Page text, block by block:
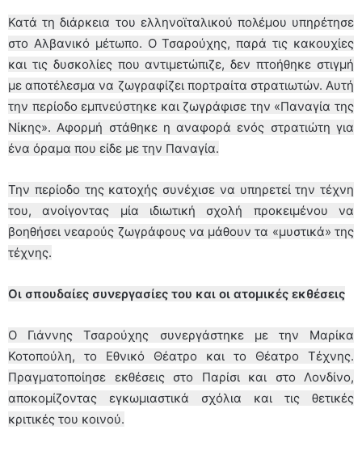
Κατά τη διάρκεια του ελληνοϊταλικού πολέμου υπηρέτησε
στο Αλβανικό μέτωπο. Ο Τσαρούχης, παρά τις κακουχίες
και τις δυσκολίες που αντιμετώπιζε, δεν πτοήθηκε στιγμή
με αποτέλεσμα να ζωγραφίζει πορτραίτα στρατιωτών. Αυτή
την περίοδο εμπνεύστηκε και ζωγράφισε την «Παναγία της
Νίκης». Αφορμή στάθηκε η αναφορά ενός στρατιώτη για
ένα όραμα που είδε με την Παναγία.
Την περίοδο της κατοχής συνέχισε να υπηρετεί την τέχνη
του, ανοίγοντας μία ιδιωτική σχολή προκειμένου να
βοηθήσει νεαρούς ζωγράφους να μάθουν τα «μυστικά» της
τέχνης.
Οι σπουδαίες συνεργασίες του και οι ατομικές εκθέσεις
Ο Γιάννης Τσαρούχης συνεργάστηκε με την Μαρίκα
Κοτοπούλη, το Εθνικό Θέατρο και το Θέατρο Τέχνης.
Πραγματοποίησε εκθέσεις στο Παρίσι και στο Λονδίνο,
αποκομίζοντας εγκωμιαστικά σχόλια και τις θετικές
κριτικές του κοινού.